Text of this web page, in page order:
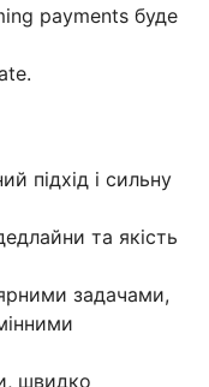
payments буде
підхід і сильну
та якість
задачами,
швидко